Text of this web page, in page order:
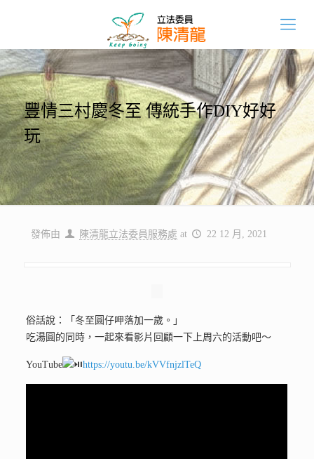
豐情三村慶冬至 傳統手作DIY好好
玩
發佈由 陳清龍立法委員服務處 at 22 12 月, 2021
俗話說：「冬至圓仔呷落加一歲。」
吃湯圓的同時，一起來看影片回顧一下上周六的活動吧～
YouTube https://youtu.be/kVVfnjzlTeQ